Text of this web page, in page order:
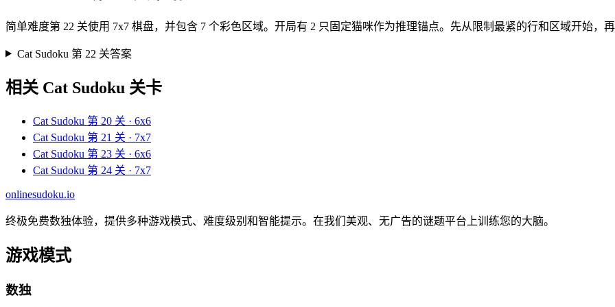
简单难度第 22 关使用 7x7 棋盘，并包含 7 个彩色区域。开局有 2 只固定猫咪作为推理锚点。先从限制最紧的行和区域开始，再
Cat Sudoku 第 22 关答案
相关 Cat Sudoku 关卡
Cat Sudoku 第 20 关 · 6x6
Cat Sudoku 第 21 关 · 7x7
Cat Sudoku 第 23 关 · 6x6
Cat Sudoku 第 24 关 · 7x7
onlinesudoku.io
终极免费数独体验，提供多种游戏模式、难度级别和智能提示。在我们美观、无广告的谜题平台上训练您的大脑。
游戏模式
数独